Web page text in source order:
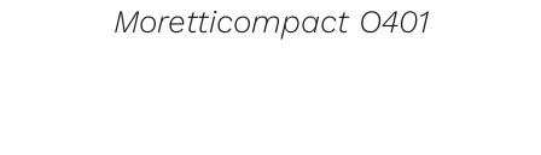
Moretticompact O401